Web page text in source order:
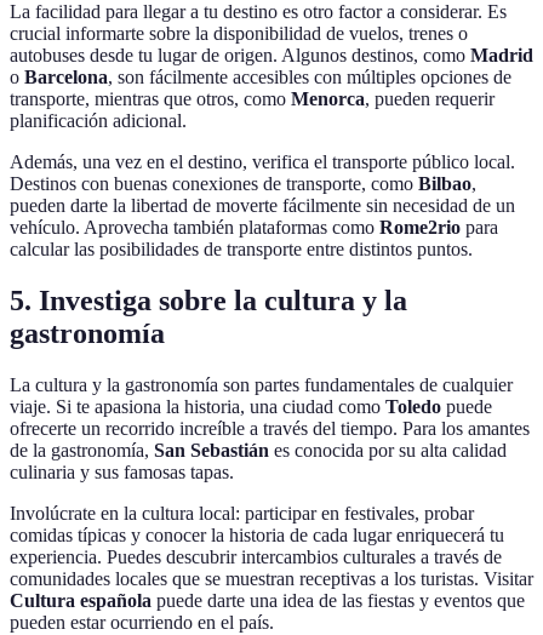
La facilidad para llegar a tu destino es otro factor a considerar. Es
crucial informarte sobre la disponibilidad de vuelos, trenes o
autobuses desde tu lugar de origen. Algunos destinos, como Madrid
o Barcelona, son fácilmente accesibles con múltiples opciones de
transporte, mientras que otros, como Menorca, pueden requerir
planificación adicional.
Además, una vez en el destino, verifica el transporte público local.
Destinos con buenas conexiones de transporte, como Bilbao,
pueden darte la libertad de moverte fácilmente sin necesidad de un
vehículo. Aprovecha también plataformas como Rome2rio para
calcular las posibilidades de transporte entre distintos puntos.
5. Investiga sobre la cultura y la
gastronomía
La cultura y la gastronomía son partes fundamentales de cualquier
viaje. Si te apasiona la historia, una ciudad como Toledo puede
ofrecerte un recorrido increíble a través del tiempo. Para los amantes
de la gastronomía, San Sebastián es conocida por su alta calidad
culinaria y sus famosas tapas.
Involúcrate en la cultura local: participar en festivales, probar
comidas típicas y conocer la historia de cada lugar enriquecerá tu
experiencia. Puedes descubrir intercambios culturales a través de
comunidades locales que se muestran receptivas a los turistas. Visitar
Cultura española puede darte una idea de las fiestas y eventos que
pueden estar ocurriendo en el país.